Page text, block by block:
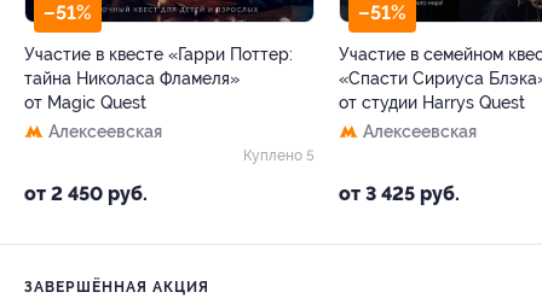
–51%
Участие в квесте «Гарри Поттер:
тайна Николаса Фламеля»
от Magic Quest
Алексеевская
от 2 450 руб.
Куплено 5
–51%
Участие в семейном
«Спасти Сириуса
от студии Harrys Quest
Алексеевская
от 3 425 руб.
ЗАВЕРШЁННАЯ АКЦИЯ